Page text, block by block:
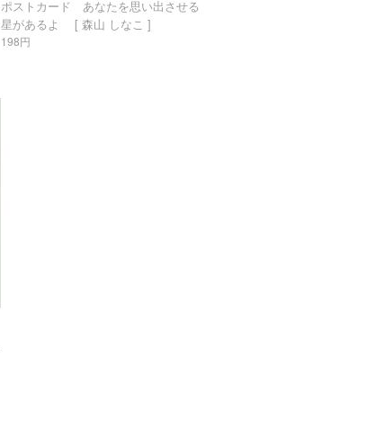
ポストカード あなたを思い出させる
星があるよ [ 森山 しなこ ]
198円